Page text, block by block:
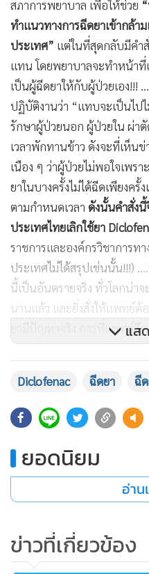
สภาการพยาบาล เพื่อให้ช่วย
ทำแนวทางการฉีดยาเข้ากล้
ประเทศ” แต่ในที่สุดกลับมีคำ
แทน โดยพยาบาลจะทำหน้าที่
เป็นผู้ฉีดยาให้กับผู้ป่วยเอง!!!
ปฏิบัติงานว่า “แทบจะเป็นไปไ
รักษาผู้ป่วยนอก ผู้ป่วยใน ผ่า
เวลาพักทานข้าว ดังจะที่เห็น
เนือง ๆ ว่าผู้ป่วยไม่พอใจเพร
ยาในบางครั้งไม่ได้ฉีดเพียงครั้
ตามกำหนดเวลา ดังนั้นคำสั่งนี้
ประเทศไทยเลิกใช้ยา
ราชการและองค์กรวิชาการท
ประเทศไม่ได้สรุปเช่นนั้น!!!)
นี้เป็นอันตรายจริง ทั่วโลกน่า
นานแล้ว และยิ่งสั่งให้แพทย์ต้
ยามีปัญหาจริง การที่แพทย์ฉี
Diclofenac แบบฉีด จะต้องหั
มีราคาสูงกว่า diclofenac มาก
หน่วยอยู่ที่4-6บาท ในขณะที่ย
300 บาท!!) ที่สำคัญคือ ยาทา
เป็นผู้รับผิดชอบค่ายาที่แพงมา
นอกจากจะมีราคาถูก ประสิ
ยาหลักแห่งชาติ ซึ่งผู้ป่วยทุกสิ
ความจริงแล้วปัญหาขาอ่อนแร
แส
Diclofenac ฉีดยา ฉี
ยอดนิยม
อ่าน
ข่าวที่เกี่ยวข้อง